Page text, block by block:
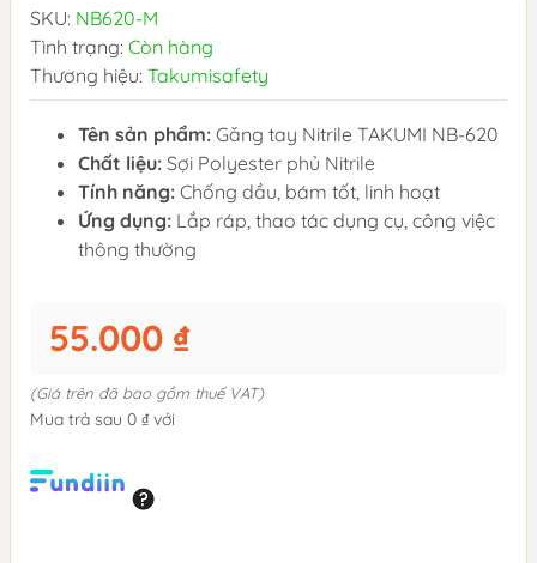
SKU: NB620-M
Tình trạng: Còn hàng
Thương hiệu: Takumisafety
Tên sản phẩm: Găng tay Nitrile TAKUMI NB-620
Chất liệu: Sợi Polyester phủ Nitrile
Tính năng: Chống dầu, bám tốt, linh hoạt
Ứng dụng: Lắp ráp, thao tác dụng cụ, công việc
thông thường
55.000 ₫
(Giá trên đã bao gồm thuế VAT)
Mua trả sau 0 ₫ với